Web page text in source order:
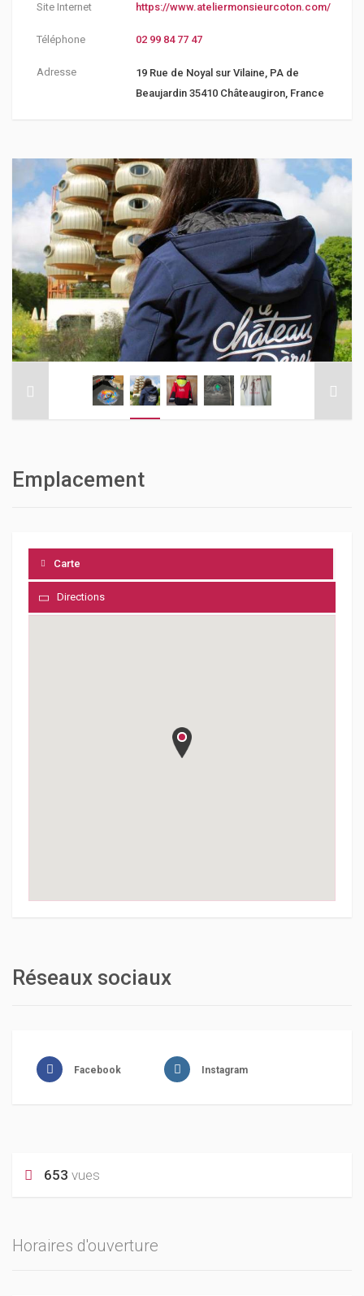
Site Internet https://www.ateliermonsieurcoton.com/
Téléphone 02 99 84 77 47
Adresse
19 Rue de Noyal sur Vilaine, PA de
Beaujardin 35410 Châteaugiron, France
Emplacement
Carte
Directions
Réseaux sociaux
Facebook Instagram
653 vues
Horaires d'ouverture